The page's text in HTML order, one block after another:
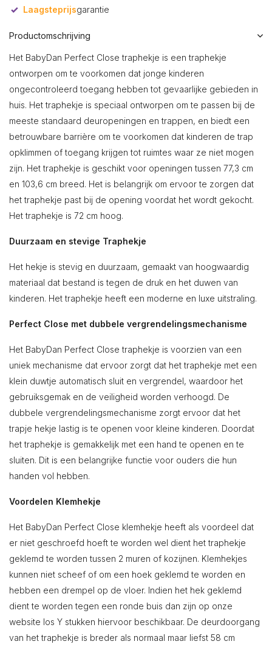
Laagsteprijsgarantie
Productomschrijving
Het BabyDan Perfect Close traphekje is een traphekje
ontworpen om te voorkomen dat jonge kinderen
ongecontroleerd toegang hebben tot gevaarlijke gebieden in
huis. Het traphekje is speciaal ontworpen om te passen bij de
meeste standaard deuropeningen en trappen, en biedt een
betrouwbare barrière om te voorkomen dat kinderen de trap
opklimmen of toegang krijgen tot ruimtes waar ze niet mogen
zijn. Het traphekje is geschikt voor openingen tussen 77,3 cm
en 103,6 cm breed. Het is belangrijk om ervoor te zorgen dat
het traphekje past bij de opening voordat het wordt gekocht.
Het traphekje is 72 cm hoog.
Duurzaam en stevige Traphekje
Het hekje is stevig en duurzaam, gemaakt van hoogwaardig
materiaal dat bestand is tegen de druk en het duwen van
kinderen. Het traphekje heeft een moderne en luxe uitstraling.
Perfect Close met dubbele vergrendelingsmechanisme
Het BabyDan Perfect Close traphekje is voorzien van een
uniek mechanisme dat ervoor zorgt dat het traphekje met een
klein duwtje automatisch sluit en vergrendel, waardoor het
gebruiksgemak en de veiligheid worden verhoogd. De
dubbele vergrendelingsmechanisme zorgt ervoor dat het
trapje hekje lastig is te openen voor kleine kinderen. Doordat
het traphekje is gemakkelijk met een hand te openen en te
sluiten. Dit is een belangrijke functie voor ouders die hun
handen vol hebben.
Voordelen Klemhekje
Het BabyDan Perfect Close klemhekje heeft als voordeel dat
er niet geschroefd hoeft te worden wel dient het traphekje
geklemd te worden tussen 2 muren of kozijnen. Klemhekjes
kunnen niet scheef of om een hoek geklemd te worden en
hebben een drempel op de vloer. Indien het hek geklemd
dient te worden tegen een ronde buis dan zijn op onze
website los Y stukken hiervoor beschikbaar. De deurdoorgang
van het traphekje is breder als normaal maar liefst 58 cm